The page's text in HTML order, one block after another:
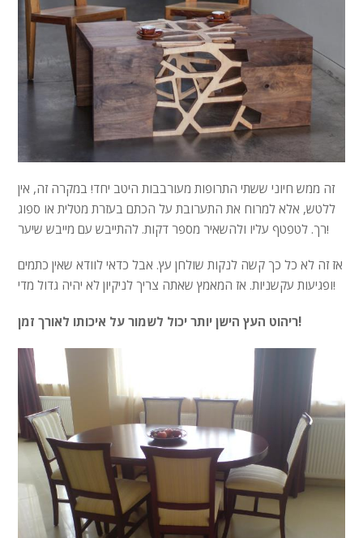
זה ממש חיוני ששתי התרופות מעורבבות היטב יחד! במקרה זה, אין
ללטש, אלא למרוח את התערובת על הכתם בעזרת מטלית או ספוג
רך. לטפטף עליו ולהשאיר מספר דקות. להתייבש עם מייבש שיער!
אז זה לא כל כך קשה לנקות שולחן עץ. אבל כדאי לוודא שאין כתמים
ופגיעות עקשניות. אז המאמץ שאתה צריך לניקיון לא יהיה גדול מדי!
ריהוט העץ הישן יותר יכול לשמור על איכותו לאורך זמן!